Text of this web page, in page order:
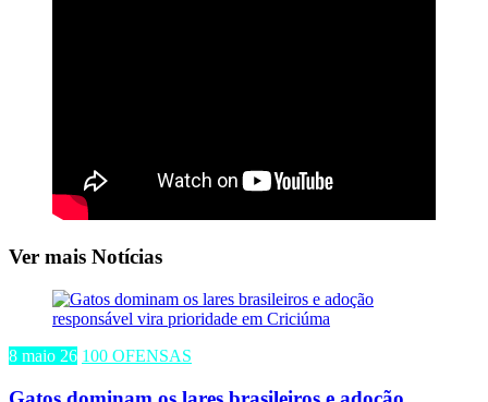
Ver mais Notícias
8 maio 26 100 OFENSAS